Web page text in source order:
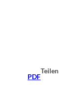
PDF
Teilen